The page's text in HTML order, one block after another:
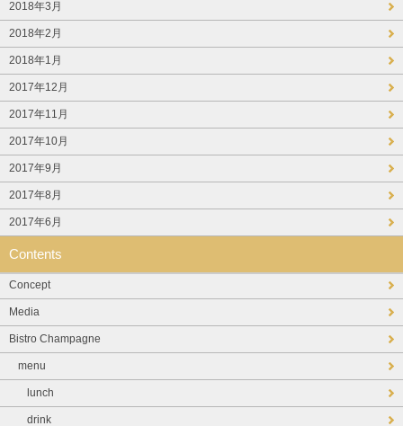
2018年3月
2018年2月
2018年1月
2017年12月
2017年11月
2017年10月
2017年9月
2017年8月
2017年6月
Contents
Concept
Media
Bistro Champagne
menu
lunch
drink